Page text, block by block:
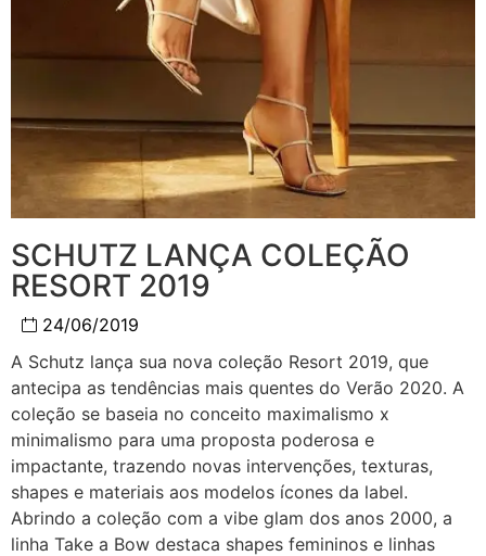
SCHUTZ LANÇA COLEÇÃO
RESORT 2019
24/06/2019
A Schutz lança sua nova coleção Resort 2019, que
antecipa as tendências mais quentes do Verão 2020. A
coleção se baseia no conceito maximalismo x
minimalismo para uma proposta poderosa e
impactante, trazendo novas intervenções, texturas,
shapes e materiais aos modelos ícones da label.
Abrindo a coleção com a vibe glam dos anos 2000, a
linha Take a Bow destaca shapes femininos e linhas